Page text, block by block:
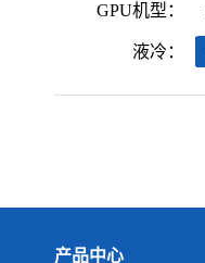
GPU机型：
液冷：
产品中心